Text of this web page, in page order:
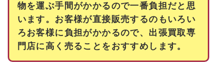
物を運ぶ手間がかかるので一番負担だと思
います。お客様が直接販売するのもいろい
ろお客様に負担がかかるので、出張買取専
門店に高く売ることをおすすめします。